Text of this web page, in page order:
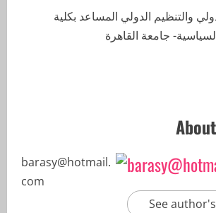
والتنظيم الدولي المساعد بكلية
جامعة القاهرة
See